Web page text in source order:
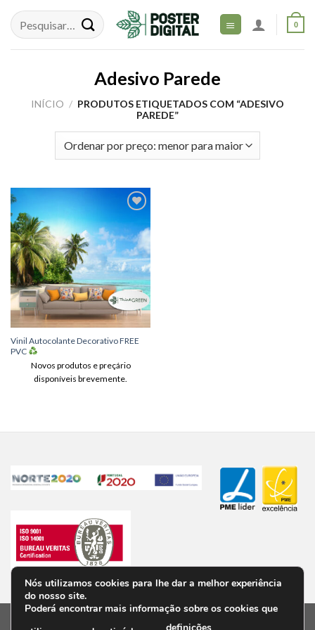
content
0
Adesivo Parede
INÍCIO / PRODUTOS ETIQUETADOS COM “ADESIVO
PAREDE”
aos meus
desejos
Vinil Autocolante Decorativo FREE
PVC
Novos produtos e preçário
disponíveis brevemente.
Nós utilizamos cookies para lhe dar a melhor experiência
do nosso site.
Poderá encontrar mais informação sobre os cookies que
definições